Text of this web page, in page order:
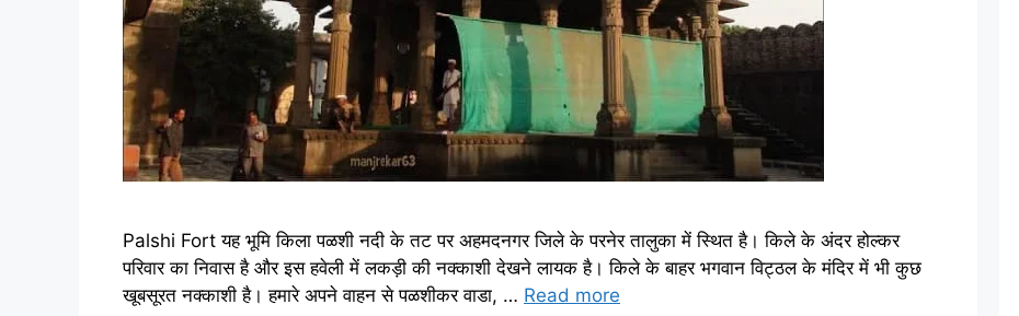
Palshi Fort यह भूमि किला पळशी नदी के तट पर अहमदनगर जिले के परनेर तालुका में स्थित है। किले के अंदर होल्कर
परिवार का निवास है और इस हवेली में लकड़ी की नक्काशी देखने लायक है। किले के बाहर भगवान विट्ठल के मंदिर में भी कुछ
खूबसूरत नक्काशी है। हमारे अपने वाहन से पळशीकर वाडा, … Read more